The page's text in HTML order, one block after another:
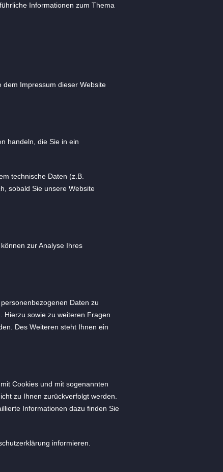
Informationen zum Thema
dem Impressum dieser Website
handeln, die Sie in ein
technische Daten (z.B.
sobald Sie unsere Website
zur Analyse Ihres
Daten zu
Hierzu sowie zu weiteren Fragen
Des Weiteren steht Ihnen ein
Cookies und mit sogenannten
zu Ihnen zurückverfolgt werden.
Informationen dazu finden Sie
informieren.